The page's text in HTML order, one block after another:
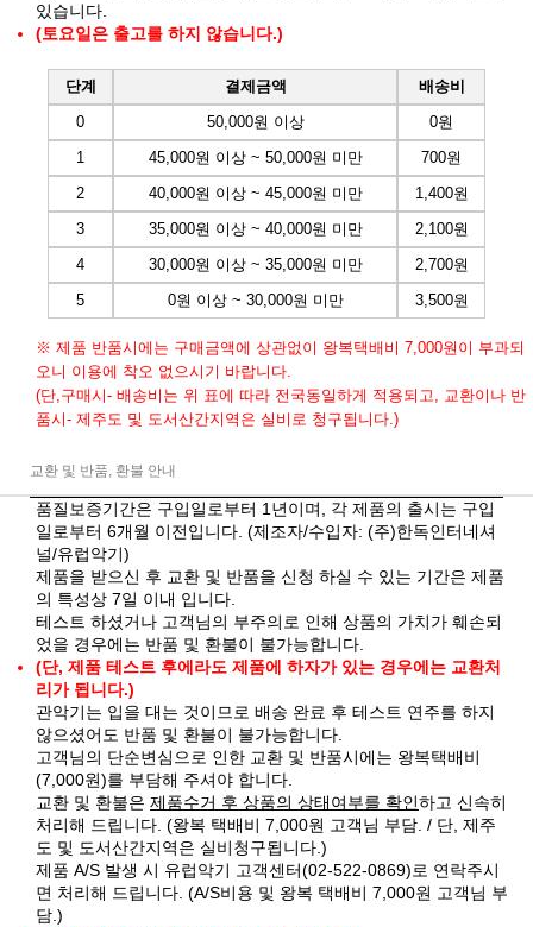
있습니다.
(토요일은 출고를 하지 않습니다.)
단계 결제금액
배송비
0
50,000원 이상
0원
1
45,000원 이상 ~ 50,000원 미만
700원
2
40,000원 이상 ~ 45,000원 미만
1,400원
3
35,000원 이상 ~ 40,000원 미만
2,100원
4
30,000원 이상 ~ 35,000원 미만
2,700원
5
0원 이상 ~ 30,000원 미만 3,500원
※ 제품 반품시에는 구매금액에 상관없이 왕복택배비 7,000원이 부과되
오니 이용에 착오 없으시기 바랍니다.
(단,구매시- 배송비는 위 표에 따라 전국동일하게 적용되고, 교환이나 반
품시- 제주도 및 도서산간지역은 실비로 청구됩니다.)
교환 및 반품, 환불 안내
품질보증기간은 구입일로부터 1년이며, 각 제품의 출시는 구입
일로부터 6개월 이전입니다. (제조자/수입자: (주)한독인터네셔
널/유럽악기)
제품을 받으신 후 교환 및 반품을 신청 하실 수 있는 기간은 제품
의 특성상 7일 이내 입니다.
테스트 하셨거나 고객님의 부주의로 인해 상품의 가치가 훼손되
었을 경우에는 반품 및 환불이 불가능합니다.
(단, 제품 테스트 후에라도 제품에 하자가 있는 경우에는 교환처
리가 됩니다.)
관악기는 입을 대는 것이므로 배송 완료 후 테스트 연주를 하지
않으셨어도 반품 및 환불이 불가능합니다.
고객님의 단순변심으로 인한 교환 및 반품시에는 왕복택배비
(7,000원)를 부담해 주셔야 합니다.
교환 및 환불은 제품수거 후 상품의 상태여부를 확인하고 신속히
처리해 드립니다. (왕복 택배비 7,000원 고객님 부담. / 단, 제주
도 및 도서산간지역은 실비청구됩니다.)
제품 A/S 발생 시 유럽악기 고객센터(02-522-0869)로 연락주시
면 처리해 드립니다. (A/S비용 및 왕복 택배비 7,000원 고객님 부
담.)